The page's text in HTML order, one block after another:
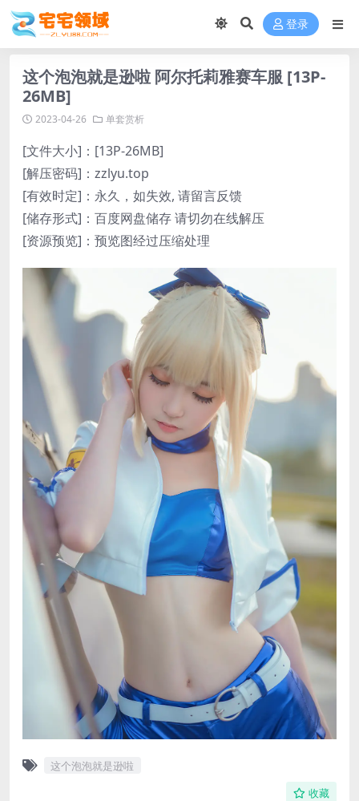
登录
这个泡泡就是逊啦 阿尔托莉雅赛车服 [13P-
26MB]
2023-04-26 单套赏析
[文件大小]：[13P-26MB]
[解压密码]：zzlyu.top
[有效时定]：永久，如失效, 请留言反馈
[储存形式]：百度网盘储存 请切勿在线解压
[资源预览]：预览图经过压缩处理
这个泡泡就是逊啦
收藏